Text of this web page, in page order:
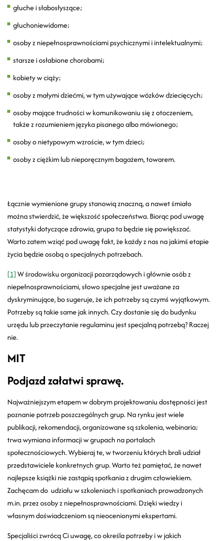
głuche i słabosłyszące;
głuchoniewidome;
osoby z niepełnosprawnościami psychicznymi i intelektualnymi;
starsze i osłabione chorobami;
kobiety w ciąży;
osoby z małymi dziećmi, w tym używające wózków dziecięcych;
osoby mające trudności w komunikowaniu się z otoczeniem,
także z rozumieniem języka pisanego albo mówionego;
osoby o nietypowym wzroście, w tym dzieci;
osoby z ciężkim lub nieporęcznym bagażem, towarem.
Łącznie wymienione grupy stanowią znaczną, a nawet śmiało
można stwierdzić, że większość społeczeństwa. Biorąc pod uwagę
statystyki dotyczące zdrowia, grupa ta będzie się powiększać.
Warto zatem wziąć pod uwagę fakt, że każdy z nas na jakimś etapie
życia będzie osobą o specjalnych potrzebach.
[1]W środowisku organizacji pozarządowych i głównie osób z
niepełnosprawnościami, słowo specjalne jest uważane za
dyskryminujące, bo sugeruje, że ich potrzeby są czymś wyjątkowym.
Potrzeby są takie same jak innych. Czy dostanie się do budynku
urzędu lub przeczytanie regulaminu jest specjalną potrzebą? Raczej
nie.
MIT
Podjazd załatwi sprawę.
Najważniejszym etapem w dobrym projektowaniu dostępności jest
poznanie potrzeb poszczególnych grup. Na rynku jest wiele
publikacji, rekomendacji, organizowane są szkolenia, webinaria;
trwa wymiana informacji w grupach na portalach
społecznościowych. Wybieraj te, w tworzeniu których brali udział
przedstawiciele konkretnych grup. Warto też pamiętać, że nawet
najlepsze książki nie zastąpią spotkania z drugim człowiekiem.
Zachęcam do udziału w szkoleniach i spotkaniach prowadzonych
m.in. przez osoby z niepełnosprawnościami. Dzięki wiedzy i
własnym doświadczeniom są nieocenionymi ekspertami.
Specjaliści zwrócą Ci uwagę, co określa potrzeby i w jakich